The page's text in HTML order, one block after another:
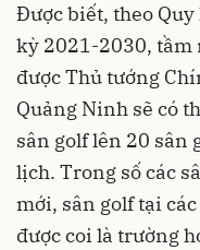
Được biết, theo
kỳ 2021-2030, tầm
được Thủ tướng
Quảng Ninh sẽ có
sân golf lên 20 sân
lịch. Trong số các
mới, sân golf tại
được coi là trường